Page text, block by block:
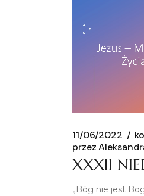
11/06/2022
przez
XXXII
„Bóg nie jest